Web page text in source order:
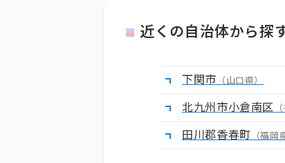
近くの自治体から探
下関市 （山口県）
北九州市小倉南区
田川郡香春町 （福岡